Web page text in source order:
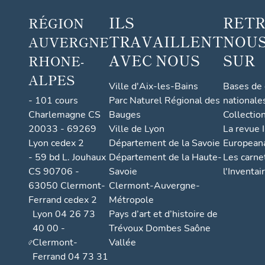
comm
une
RÉGION
AUVERGNE
RHONE-
ALPES
- 101 cours
Charlemagne CS
20033 - 69269
Lyon cedex 2
- 59 bd L. Jouhaux
CS 90706 -
63050 Clermont-
Ferrand cedex 2
Lyon 04 26 73
40 00 -
Clermont-
Ferrand 04 73 31
ILS
TRAVAILLENT
AVEC NOUS
Ville d'Aix-les-Bains
Parc Naturel Régional des
Bauges
Ville de Lyon
Département de la Savoie
Département de la Haute-
Savoie
Clermont-Auvergne-
Métropole
Pays d’art et d’histoire de
Trévoux Dombes Saône
Vallée
SUR
Bases
La revue
Les